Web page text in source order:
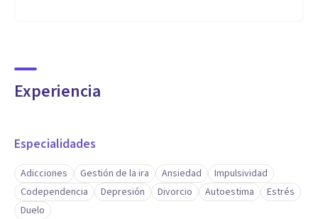
Experiencia
Especialidades
Adicciones Gestión de la ira Ansiedad
Impulsividad
Codependencia
Depresión Divorcio Autoestima
Estrés
Duelo